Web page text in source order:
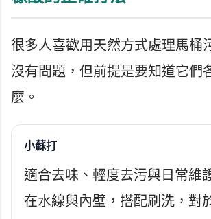
很多人喜歡用天然方式處理馬桶
沒有問題，但前提是要知道它們
麼。
小蘇打
適合去味、輕度去污與日常維
在水線與內壁，搭配刷洗，對